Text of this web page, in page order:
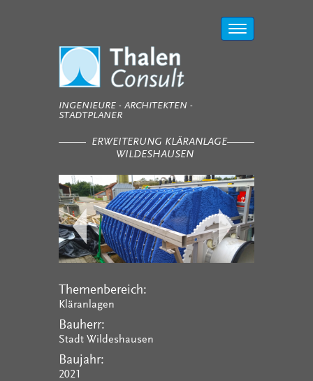
Toggle
navigation
INGENIEURE - ARCHITEKTEN -
STADTPLANER
ERWEITERUNG KLÄRANLAGE
WILDESHAUSEN
Themenbereich:
Kläranlagen
Bauherr:
Stadt Wildeshausen
Baujahr:
2021